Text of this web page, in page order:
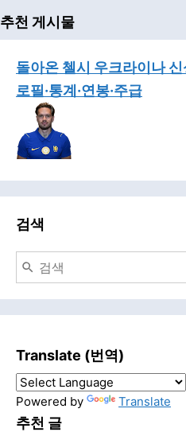
추천 게시물
돌아온 첼시 우크라이나
로필·통계·연봉·주급
검색
Translate (번역)
Powered by Translate
추천 글